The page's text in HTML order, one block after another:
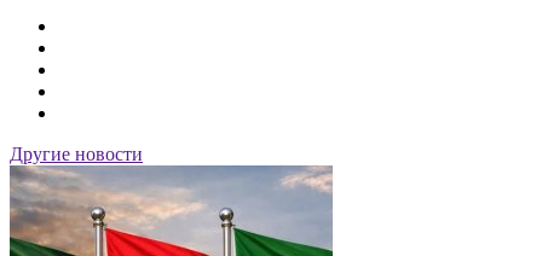
Другие новости